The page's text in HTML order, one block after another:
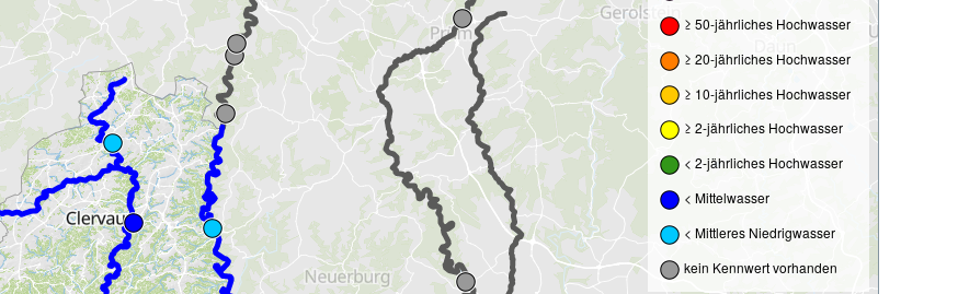
≥ 50-jährliches Hochwasser
≥ 20-jährliches Hochwasser
≥ 10-jährliches Hochwasser
≥ 2-jährliches Hochwasser
< 2-jährliches Hochwasser
< Mittelwasser
< Mittleres Niedrigwasser
kein Kennwert vorhanden